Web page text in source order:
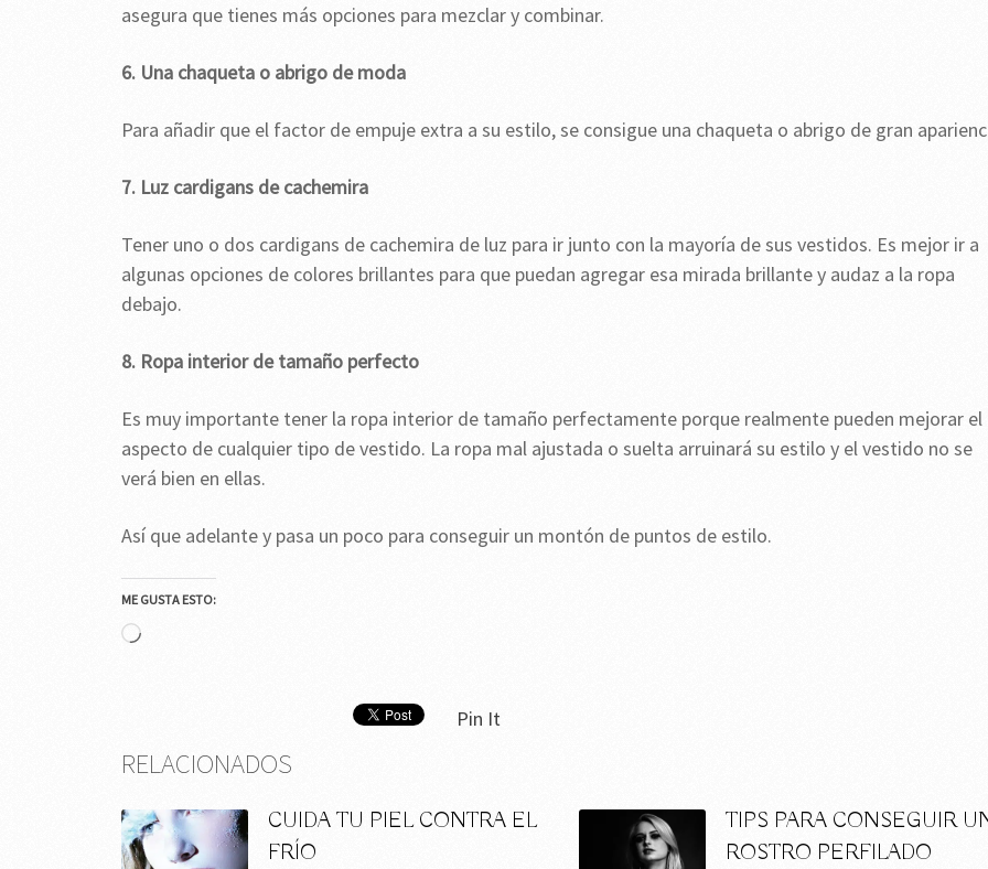
asegura que tienes más opciones para mezclar y combinar.
6. Una chaqueta o abrigo de moda
Para añadir que el factor de empuje extra a su estilo, se consigue una chaqueta o abrigo de gran
7. Luz cardigans de cachemira
Tener uno o dos cardigans de cachemira de luz para ir junto con la mayoría de sus vestidos. Es mejor ir a
algunas opciones de colores brillantes para que puedan agregar esa mirada brillante y audaz a la ropa
debajo.
8. Ropa interior de tamaño perfecto
Es muy importante tener la ropa interior de tamaño perfectamente porque realmente pueden mejorar el
aspecto de cualquier tipo de vestido. La ropa mal ajustada o suelta arruinará su estilo y el vestido no se
verá bien en ellas.
Así que adelante y pasa un poco para conseguir un montón de puntos de estilo.
ME GUSTA ESTO:
Cargando...
Pin It
RELACIONADOS
CUIDA TU PIEL CONTRA EL
FRÍO
TIPS PARA CONSEGUIR
ROSTRO PERFILADO